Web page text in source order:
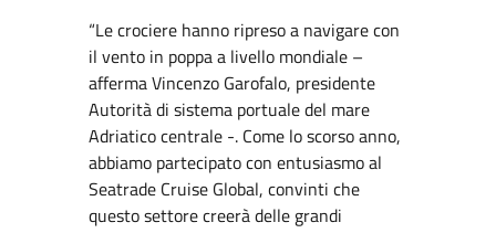
“Le crociere hanno ripreso a navigare con
il vento in poppa a livello mondiale –
afferma Vincenzo Garofalo, presidente
Autorità di sistema portuale del mare
Adriatico centrale -. Come lo scorso anno,
abbiamo partecipato con entusiasmo al
Seatrade Cruise Global, convinti che
questo settore creerà delle grandi